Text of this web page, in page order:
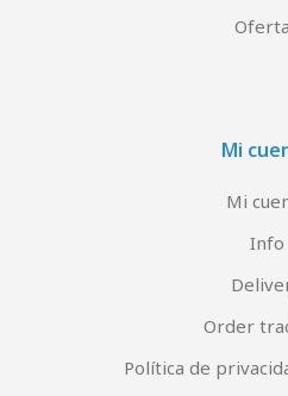
Mi
Mi
Info
Order
Política de